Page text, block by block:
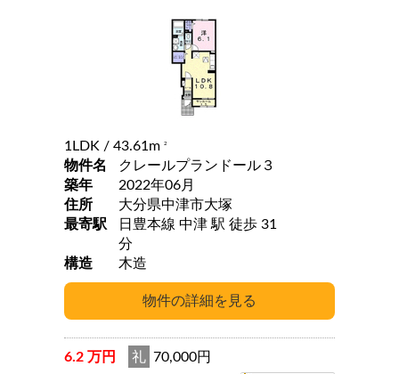
1LDK / 43.61m 2
物件名
クレールプランドール３
築年
2022年06月
住所
大分県中津市大塚
最寄駅
日豊本線 中津 駅 徒歩 31
分
構造
木造
6.2 万円 礼 70,000円